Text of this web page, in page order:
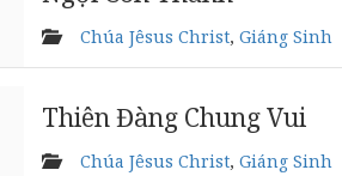
Chúa Jêsus Christ, Giáng Sinh
Thiên Đàng Chung Vui
Chúa Jêsus Christ, Giáng Sinh